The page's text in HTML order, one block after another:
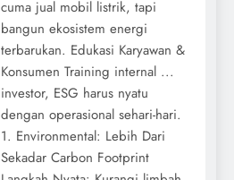
cuma jual mobil listrik, tapi
bangun ekosistem energi
terbarukan. Edukasi Karyawan &
Konsumen Training internal ...
investor, ESG harus nyatu
dengan operasional sehari-hari.
1. Environmental: Lebih Dari
Sekadar Carbon Footprint